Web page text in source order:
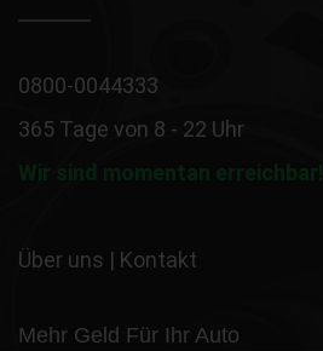
0800-0044333
365 Tage von 8 - 22 Uhr
Wir sind momentan erreichbar!
Über uns | Kontakt
Mehr Geld Für Ihr Auto